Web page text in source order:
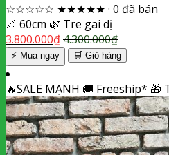
☆☆☆☆☆ ★★★★★ · 0 đã bán
📐 60cm 🌿 Tre gai dị
3.800.000₫4.300.000₫
⚡ Mua ngay 🛒 Giỏ hàng
🔥SALE MẠNH 🚚 Freeship* 🎁